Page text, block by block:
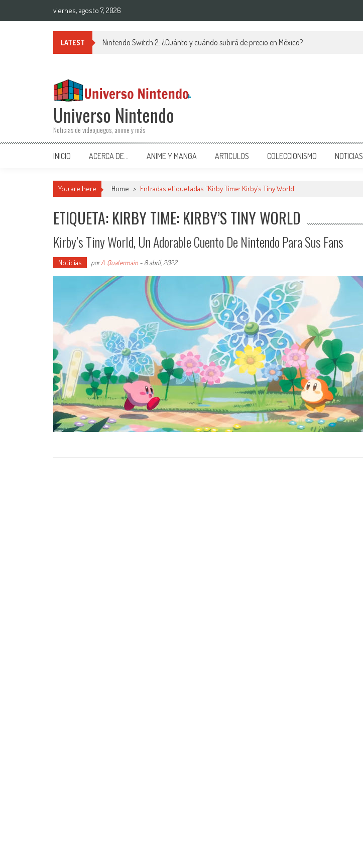
viernes, agosto 7, 2026
LATEST Nintendo Switch 2: ¿Cuánto y cuándo subirá de precio en México?
Universo Nintendo
Noticias de videojuegos, anime y más
INICIO ACERCA DE… ANIME Y MANGA ARTICULOS COLECCIONISMO NOTICIAS
You are here Home > Entradas etiquetadas "Kirby Time: Kirby’s Tiny World"
ETIQUETA: KIRBY TIME: KIRBY’S TINY WORLD
Kirby’s Tiny World, Un Adorable Cuento De Nintendo Para Sus Fans
Noticias porA. Quatermain - 8 abril, 2022